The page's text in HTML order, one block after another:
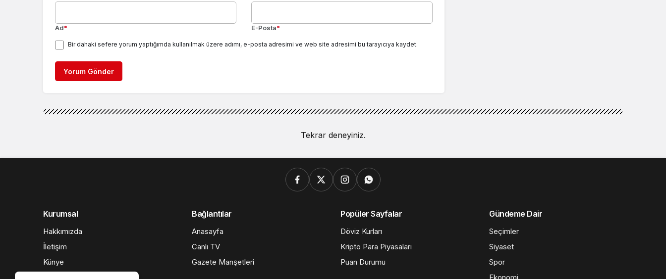
Ad* E-Posta*
Bir dahaki sefere yorum yaptığımda kullanılmak üzere adımı, e-posta adresimi ve web site adresimi bu tarayıcıya kaydet.
Yorum Gönder
Tekrar deneyiniz.
Kurumsal
Hakkımızda
İletişim
Künye
Bağlantılar
Anasayfa
Canlı TV
Gazete Manşetleri
Popüler Sayfalar
Döviz Kurları
Kripto Para Piyasaları
Puan Durumu
Gündeme Dair
Seçimler
Siyaset
Spor
Ekonomi